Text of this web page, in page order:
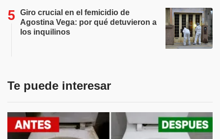
Giro crucial en el femicidio de
Agostina Vega: por qué detuvieron a
los inquilinos
Te puede interesar